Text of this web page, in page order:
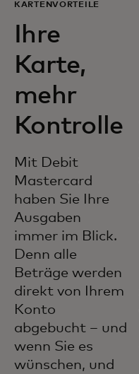
KARTENVORTEILE
Ihre
Karte,
mehr
Kontrolle
Mit Debit
Mastercard
haben Sie Ihre
Ausgaben
immer im Blick.
Denn alle
Beträge werden
direkt von Ihrem
Konto
abgebucht – und
wenn Sie es
wünschen, und